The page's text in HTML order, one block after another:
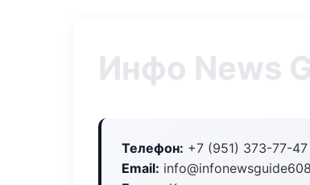
Инфо News
Телефон: +7 (951) 373-77-47
Email: